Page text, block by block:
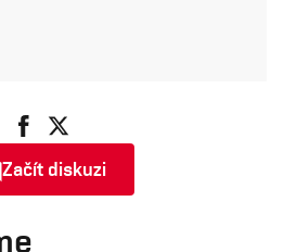
Začít diskuzi